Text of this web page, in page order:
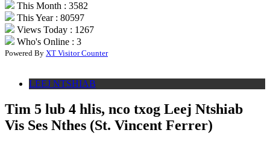
This Month : 3582
This Year : 80597
Views Today : 1267
Who's Online : 3
Powered By XT Visitor Counter
LEEJ NTSHIAB
Tim 5 lub 4 hlis, nco txog Leej Ntshiab
Vis Ses Nthes (St. Vincent Ferrer)